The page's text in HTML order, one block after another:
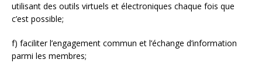
utilisant des outils virtuels et électroniques chaque fois que
c’est possible;
f) faciliter l’engagement commun et l’échange d’information
parmi les membres;